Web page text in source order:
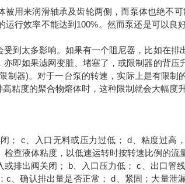
用来润滑轴承及齿轮两侧，而泵体也绝不
行效率不能达到100%。然而泵还是可以良
到太多影响。如果有一个阻尼器，比如在排
即如果滤网变脏、堵塞了，或限制器的背压
制器)。对于一台泵的转速，实际上是有限制
粘度的聚合物熔体时，这种限制就会大幅度升
； c、入口无料或压力过低； d、粘度过高
查液体粘度，以低速运转时按转速比例的
排出阀关闭； b、入口压力低； c、出口管
c、确认排出量是否正常； d、紧固；大量泄